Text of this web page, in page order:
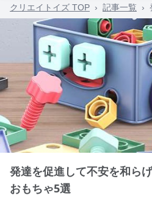
クリエイトイズ TOP › 記事一覧 ›
発達を促進して不安を和ら
おもちゃ5選